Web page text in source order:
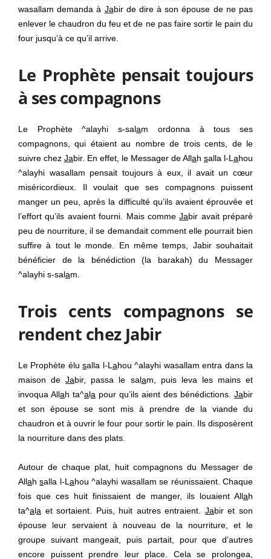
wasallam demanda à Jabir de dire à son épouse de ne pas
enlever le chaudron du feu et de ne pas faire sortir le pain du
four jusqu’à ce qu’il arrive.
Le Prophète pensait toujours
à ses compagnons
Le Prophète ^alayhi s-salam ordonna à tous ses
compagnons, qui étaient au nombre de trois cents, de le
suivre chez Jabir. En effet, le Messager de Allah salla l-L ahou
^alayhi wasallam pensait toujours à eux, il avait un cœur
miséricordieux. Il voulait que ses compagnons puissent
manger un peu, après la difficulté qu’ils avaient éprouvée et
l’effort qu’ils avaient fourni. Mais commeJabir avait préparé
peu de nourriture, il se demandait comment elle pourrait bien
suffire à tout le monde. En même temps, Jabir souhaitait
bénéficier de la bénédiction (la barakah) du Messager
^alayhi s-salam.
Trois cents compagnons se
rendent chez Jabir
Le Prophète élusalla l-L ahou ^alayhi wasallam entra dans la
maison deJabir, passa le salam, puis leva les mains et
invoqua Allah ta^ala pour qu’ils aient des bénédictions. Jabir
et son épouse se sont mis à prendre de la viande du
chaudron et à ouvrir le four pour sortir le pain. Ils disposèrent
la nourriture dans des plats.
Autour de chaque plat, huit compagnons du Messager de
Allahsalla l-L ahou ^alayhi wasallam se réunissaient.Chaque
fois que ces huit finissaient de manger, ils louaient Allah
ta^ala et sortaient. Puis, huit autres entraient. Jabir et son
épouse leur servaient à nouveau de la nourriture, et le
groupe suivant mangeait, puis partait, pour que d’autres
encore puissent prendre leur place. Cela se prolongea,